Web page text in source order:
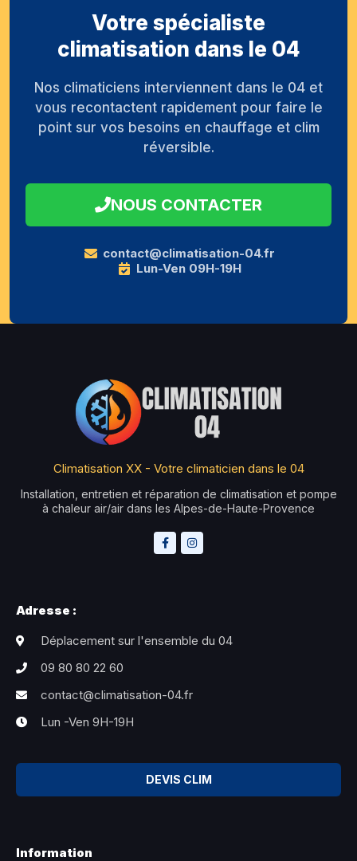
Votre spécialiste
climatisation dans le 04
Nos climaticiens interviennent dans le 04 et
vous recontactent rapidement pour faire le
point sur vos besoins en chauffage et clim
réversible.
NOUS CONTACTER
contact@climatisation-04.fr
Lun-Ven 09H-19H
Climatisation XX - Votre climaticien dans le 04
Installation, entretien et réparation de climatisation et pompe
à chaleur air/air dans les Alpes-de-Haute-Provence
Adresse :
Déplacement sur l'ensemble du 04
09 80 80 22 60
contact@climatisation-04.fr
Lun -Ven 9H-19H
DEVIS CLIM
Information